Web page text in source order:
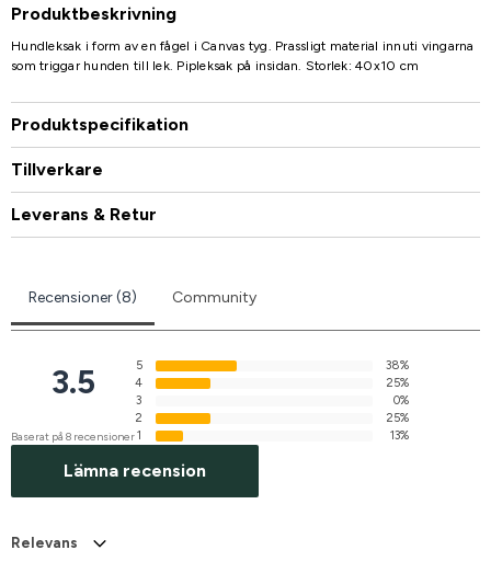
Produktbeskrivning
Hundleksak i form av en fågel i Canvas tyg. Prassligt material innuti vingarna
som triggar hunden till lek. Pipleksak på insidan. Storlek: 40x10 cm
Produktspecifikation
Tillverkare
Leverans & Retur
Recensioner (8) Community
3.5
Baserat på 8 recensioner
5
38%
4
25%
3
0%
2
25%
1
13%
Lämna recension
Relevans